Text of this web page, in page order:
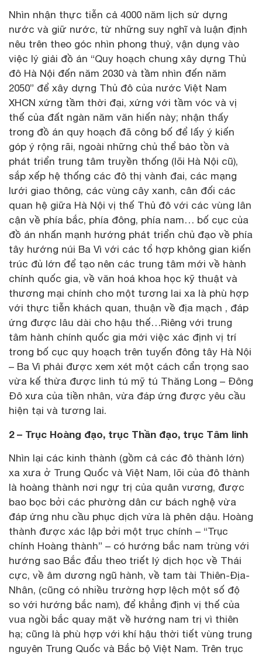
Nhìn nhận thực tiễn cả 4000 năm lịch sử dựng
nước và giữ nước, từ những suy nghĩ và luận định
nêu trên theo góc nhìn phong thuỷ, vận dụng vào
việc lý giải đồ án “Quy hoạch chung xây dựng Thủ
đô Hà Nội đến năm 2030 và tầm nhìn đến năm
2050” để xây dựng Thủ đô của nước Việt Nam
XHCN xứng tầm thời đại, xứng với tầm vóc và vị
thế của đất ngàn năm văn hiến này; nhận thấy
trong đồ án quy hoạch đã công bố để lấy ý kiến
góp ý rộng rãi, ngoài những chủ thể bảo tồn và
phát triển trung tâm truyền thống (lõi Hà Nội cũ),
sắp xếp hệ thống các đô thị vành đai, các mạng
lưới giao thông, các vùng cây xanh, cân đối các
quan hệ giữa Hà Nội vị thế Thủ đô với các vùng lân
cận về phía bắc, phía đông, phía nam… bố cục của
đồ án nhấn mạnh hướng phát triển chủ đạo về phía
tây hướng núi Ba Vì với các tổ hợp không gian kiến
trúc đủ lớn để tạo nên các trung tâm mới về hành
chính quốc gia, về văn hoá khoa học kỹ thuật và
thương mại chính cho một tương lai xa là phù hợp
với thực tiễn khách quan, thuận về địa mạch , đáp
ứng được lâu dài cho hậu thế…Riêng với trung
tâm hành chính quốc gia mới việc xác định vị trí
trong bố cục quy hoạch trên tuyến đông tây Hà Nội
– Ba Vì phải được xem xét một cách cẩn trọng sao
vừa kế thừa được linh tú mỹ tú Thăng Long – Đông
Đô xưa của tiền nhân, vừa đáp ứng được yêu cầu
hiện tại và tương lai.
2 – Trục Hoàng đạo, trục Thần đạo, trục Tâm linh
Nhìn lại các kinh thành (gồm cả các đô thành lớn)
xa xưa ở Trung Quốc và Việt Nam, lõi của đô thành
là hoàng thành nơi ngự trị của quân vương, được
bao bọc bởi các phường dân cư bách nghệ vừa
đáp ứng nhu cầu phục dịch vừa là phên dậu. Hoàng
thành được xác lập bởi một trục chính – “Trục
chính Hoàng thành” – có hướng bắc nam trùng với
hướng sao Bắc đẩu theo triết lý dịch học về Thái
cực, về âm dương ngũ hành, về tam tài Thiên-Địa-
Nhân, (cũng có nhiều trường hợp lệch một số độ
so với hướng bắc nam), để khẳng định vị thế của
vua ngồi bắc quay mặt về hướng nam trị vì thiên
hạ; cũng là phù hợp với khí hậu thời tiết vùng trung
nguyên Trung Quốc và Bắc bộ Việt Nam. Trên trục